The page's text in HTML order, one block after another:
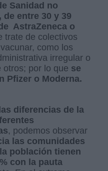
Sanidad no
entre 30 y 39
AstraZeneca o
trate de colectivos
como los
irregular o
otros; por lo que se
Pfizer o Moderna.
diferencias de la
, podemos observar
las comunidades
población tienen
con la pauta